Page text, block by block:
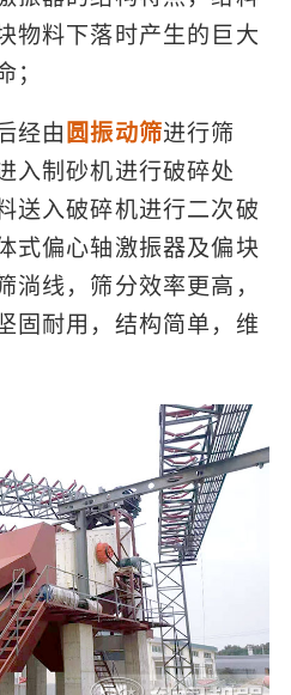
物料下落时产生的巨大
；
经由 圆振动筛进行筛
入制砂机进行破碎处
送入破碎机进行二次破
式偏心轴激振器及偏块
淌线，筛分效率更高，
固耐用，结构简单，维